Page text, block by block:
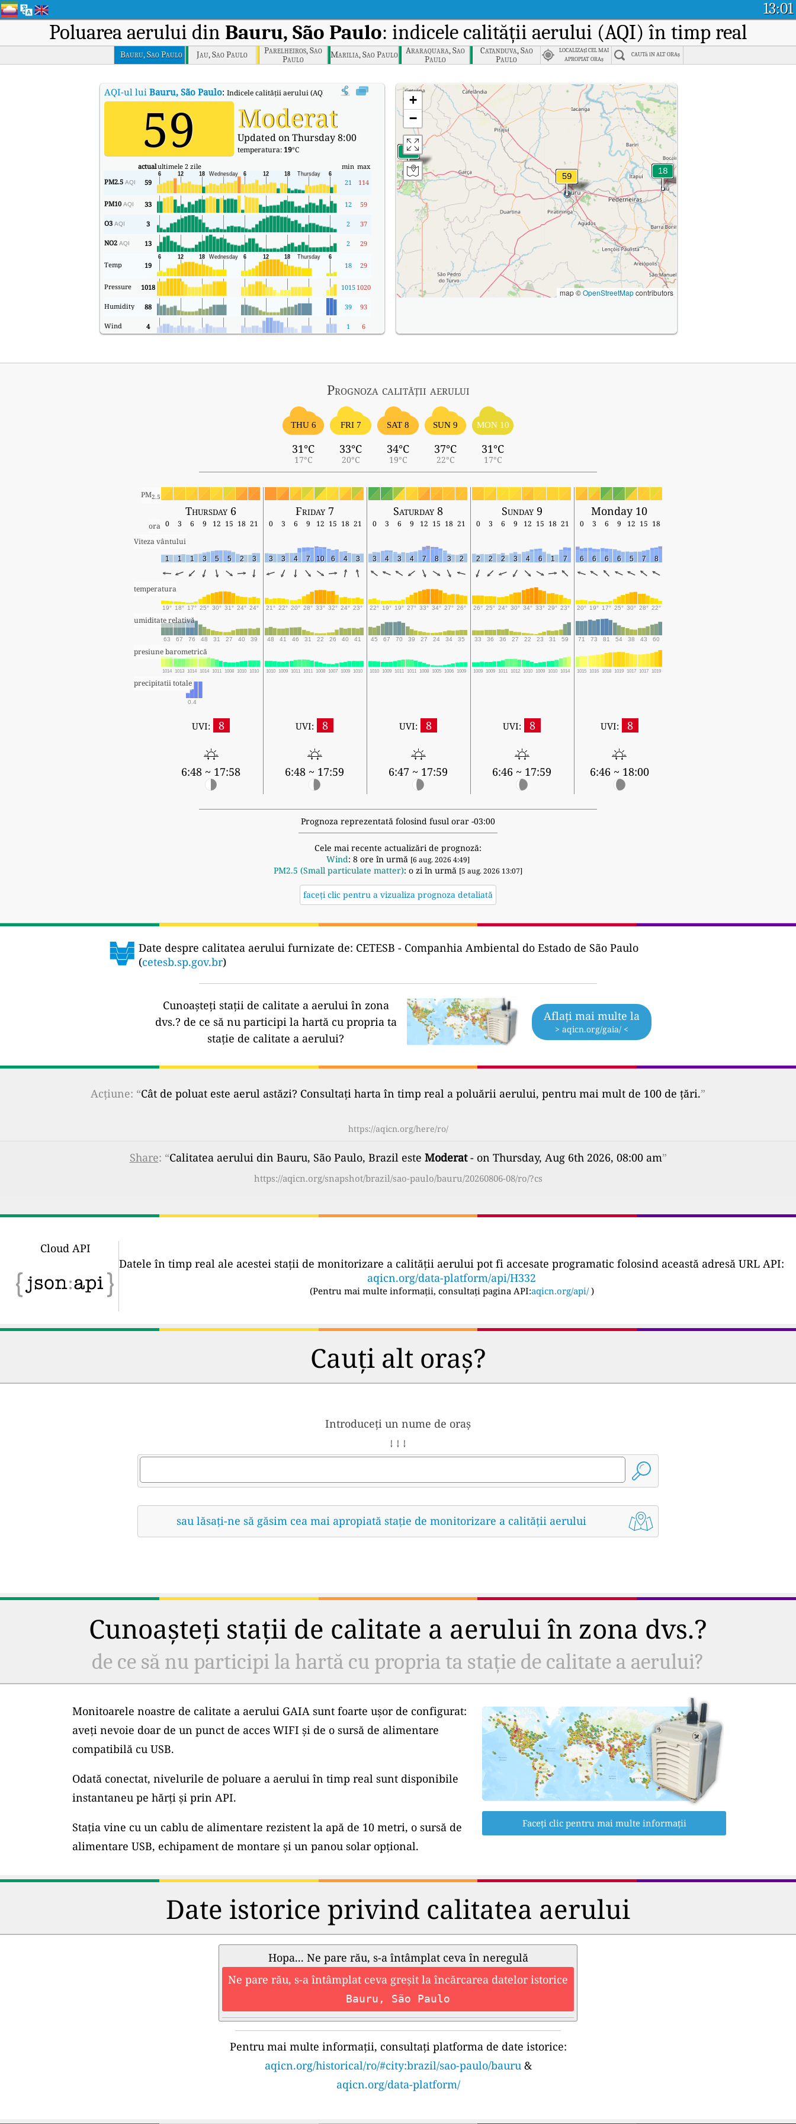
13:01
Poluarea aerului din Bauru, São Paulo: indicele calității aerului (AQI) în timp real
Bauru, Sao Paulo Jau, Sao Paulo
Parelheiros, Sao
Paulo
Marilia, Sao Paulo
Araraquara, Sao
Paulo
Catanduva, Sao
Paulo
LOCALIZAțI CEL MAI
APROPIAT ORAș
CAUTă îN ALT ORAș
AQI-ul lui Bauru, São Paulo: Indicele calității aerului (AQI) în timp real al lui Bauru, São Paulo.
59 Moderat
Updated on Thursday 8:00
temperatura: 19°C
actualultimele 2 zile min max
PM2.5 AQI 59 21 114
PM10 AQI 33 12 59
O3 AQI 3 2 37
NO2 AQI 13 2 29
Temp 19 18 29
Pressure 1018 1015 1020
Humidity 88 39 93
Wind 4 1 6
+
−
map ©OpenStreetMapcontributors
Prognoza calității aerului
THU 6
31°C
17°C
FRI 7
33°C
20°C
SAT 8
34°C
19°C
SUN 9
37°C
22°C
MON 10
31°C
17°C
PM2.5
Thursday 6 Friday 7 Saturday 8 Sunday 9 Monday 10
ora 0 3 6 9 12 15 18 21 0 3 6 9 12 15 18 21 0 3 6 9 12 15 18 21 0 3 6 9 12 15 18 21 0 3 6 9 12 15 18
Viteza vântului
1 1 1 3 5 5 2 3 3 3 4 7 10 6 4 3 3 4 3 4 7 8 3 2 2 2 2 3 4 6 1 7 6 6 6 6 5 7 8
temperatura
19° 18° 17° 25° 30° 31° 24° 24° 21° 22° 20° 28° 33° 32° 24° 23° 22° 19° 19° 27° 33° 34° 27° 26° 26° 25° 24° 30° 34° 33° 29° 23° 20° 19° 17° 25° 30° 28° 22°
umiditate relativă
63 67 76 48 31 27 40 39 48 41 46 31 22 26 40 41 45 67 70 39 27 24 34 35 33 36 36 27 22 23 31 59 71 73 81 54 38 43 60
presiune barometrică
1014 1013 1014 1014 1011 1008 1010 1010 1010 1009 1011 1011 1008 1007 1009 1010 1010 1009 1011 1011 1008 1005 1006 1009 1009 1009 1011 1012 1010 1009 1010 1014 1015 1016 1018 1019 1017 1017 1019
precipitatii totale
0.4
UVI: 8
6:48 ~ 17:58
UVI: 8
6:48 ~ 17:59
UVI: 8
6:47 ~ 17:59
UVI: 8
6:46 ~ 17:59
UVI: 8
6:46 ~ 18:00
Prognoza reprezentată folosind fusul orar -03:00
Cele mai recente actualizări de prognoză:
Wind: 8 ore în urmă [6 aug. 2026 4:49]
PM2.5 (Small particulate matter): o zi în urmă [5 aug. 2026 13:07]
faceți clic pentru a vizualiza prognoza detaliată
Date despre calitatea aerului furnizate de: CETESB - Companhia Ambiental do Estado de São Paulo
(cetesb.sp.gov.br)
Cunoașteți stații de calitate a aerului în zona
dvs.? de ce să nu participi la hartă cu propria ta
stație de calitate a aerului?
Aflați mai multe la
> aqicn.org/gaia/ <
Acțiune: “Cât de poluat este aerul astăzi? Consultați harta în timp real a poluării aerului, pentru mai mult de 100 de țări.”
https://aqicn.org/here/ro/
Share: “Calitatea aerului din Bauru, São Paulo, Brazil este Moderat- on Thursday, Aug 6th 2026, 08:00 am”
https://aqicn.org/snapshot/brazil/sao-paulo/bauru/20260806-08/ro/?cs
Cloud API
Datele în timp real ale acestei stații de monitorizare a calității aerului pot fi accesate programatic folosind această adresă URL API:
aqicn.org/data-platform/api/H332
(Pentru mai multe informații, consultați pagina API:aqicn.org/api/ )
Cauți alt oraș?
Introduceți un nume de oraș
↓ ↓ ↓
sau lăsați-ne să găsim cea mai apropiată stație de monitorizare a calității aerului
Cunoașteți stații de calitate a aerului în zona dvs.?
de ce să nu participi la hartă cu propria ta stație de calitate a aerului?
Monitoarele noastre de calitate a aerului GAIA sunt foarte ușor de configurat:
aveți nevoie doar de un punct de acces WIFI și de o sursă de alimentare
compatibilă cu USB.
Odată conectat, nivelurile de poluare a aerului în timp real sunt disponibile
instantaneu pe hărți și prin API.
Stația vine cu un cablu de alimentare rezistent la apă de 10 metri, o sursă de
alimentare USB, echipament de montare și un panou solar opțional.
Faceți clic pentru mai multe informații
Date istorice privind calitatea aerului
Hopa... Ne pare rău, s-a întâmplat ceva în neregulă
Ne pare rău, s-a întâmplat ceva greșit la încărcarea datelor istorice
Bauru, São Paulo
Pentru mai multe informații, consultați platforma de date istorice:
aqicn.org/historical/ro/#city:brazil/sao-paulo/bauru&
aqicn.org/data-platform/